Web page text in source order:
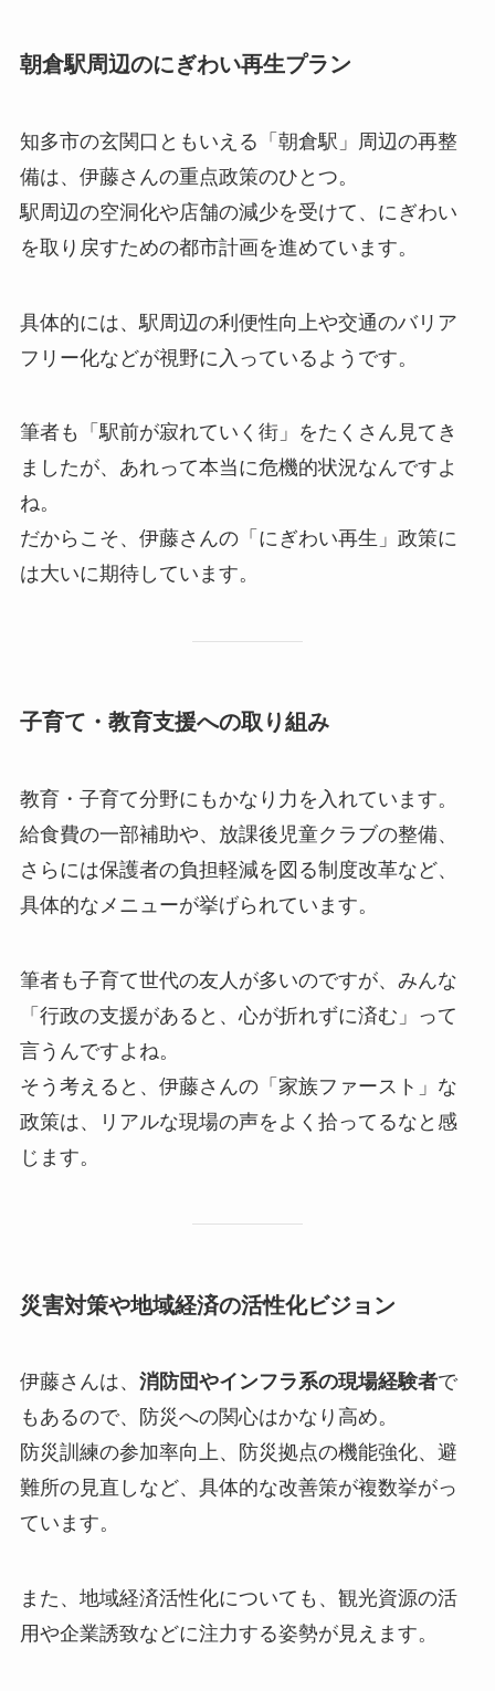
朝倉駅周辺のにぎわい再生プラン
知多市の玄関口ともいえる「朝倉駅」周辺の再整
備は、伊藤さんの重点政策のひとつ。
駅周辺の空洞化や店舗の減少を受けて、にぎわい
を取り戻すための都市計画を進めています。
具体的には、駅周辺の利便性向上や交通のバリア
フリー化などが視野に入っているようです。
筆者も「駅前が寂れていく街」をたくさん見てき
ましたが、あれって本当に危機的状況なんですよ
ね。
だからこそ、伊藤さんの「にぎわい再生」政策に
は大いに期待しています。
子育て・教育支援への取り組み
教育・子育て分野にもかなり力を入れています。
給食費の一部補助や、放課後児童クラブの整備、
さらには保護者の負担軽減を図る制度改革など、
具体的なメニューが挙げられています。
筆者も子育て世代の友人が多いのですが、みんな
「行政の支援があると、心が折れずに済む」って
言うんですよね。
そう考えると、伊藤さんの「家族ファースト」な
政策は、リアルな現場の声をよく拾ってるなと感
じます。
災害対策や地域経済の活性化ビジョン
伊藤さんは、 消防団やインフラ系の現場経験者で
もあるので、防災への関心はかなり高め。
防災訓練の参加率向上、防災拠点の機能強化、避
難所の見直しなど、具体的な改善策が複数挙がっ
ています。
また、地域経済活性化についても、観光資源の活
用や企業誘致などに注力する姿勢が見えます。